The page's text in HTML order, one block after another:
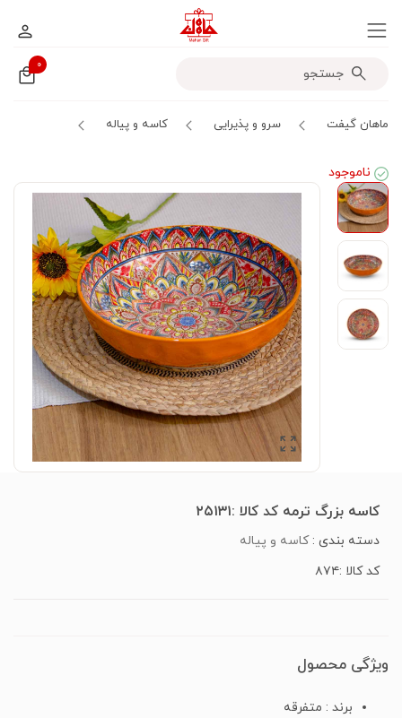
۰
ماهان گیفت سرو و پذیرایی کاسه و پیاله
ناموجود
کاسه بزرگ ترمه کد کالا :۲۵۱۳۱
دسته بندی :کاسه و پیاله
کد کالا :۸۷۴
ویژگی محصول
برند : متفرقه